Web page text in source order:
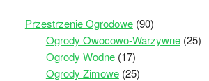
Przestrzenie Ogrodowe(90)
Ogrody Owocowo-Warzywne(25)
Ogrody Wodne(17)
Ogrody Zimowe(25)